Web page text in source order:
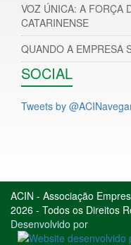
VOZ ÚNICA: A FORÇA
CATARINENSE
QUANDO A EMPRESA
SOCIAL
Tweets by
ACIN - Associação
2026 - Todos os Direitos
Desenvolvido por